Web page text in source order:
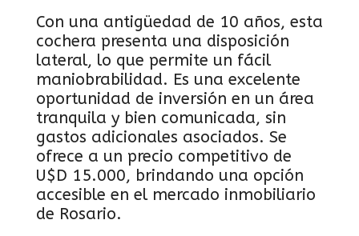
Con una antigüedad de 10 años, esta
cochera presenta una disposición
lateral, lo que permite un fácil
maniobrabilidad. Es una excelente
oportunidad de inversión en un área
tranquila y bien comunicada, sin
gastos adicionales asociados. Se
ofrece a un precio competitivo de
U$D 15.000, brindando una opción
accesible en el mercado inmobiliario
de Rosario.